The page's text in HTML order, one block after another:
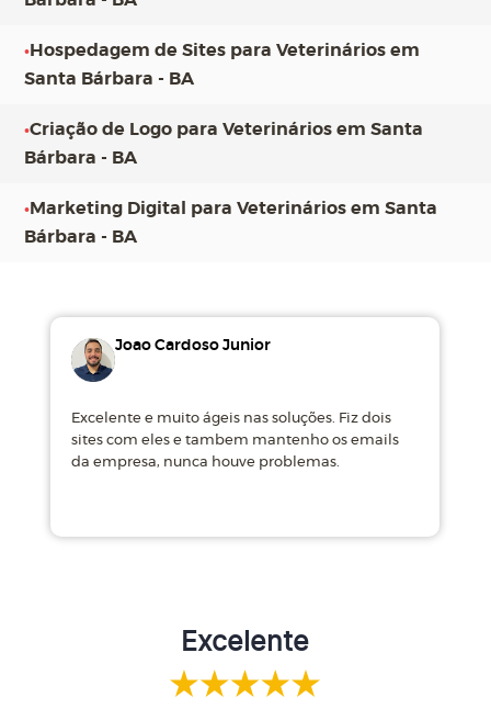
•Hospedagem de Sites para Veterinários em
Santa Bárbara - BA
•Criação de Logo para Veterinários em Santa
Bárbara - BA
•Marketing Digital para Veterinários em Santa
Bárbara - BA
Joao Cardoso Junior
Excelente e muito ágeis nas soluções. Fiz dois
sites com eles e tambem mantenho os emails
da empresa, nunca houve problemas.
Excelente